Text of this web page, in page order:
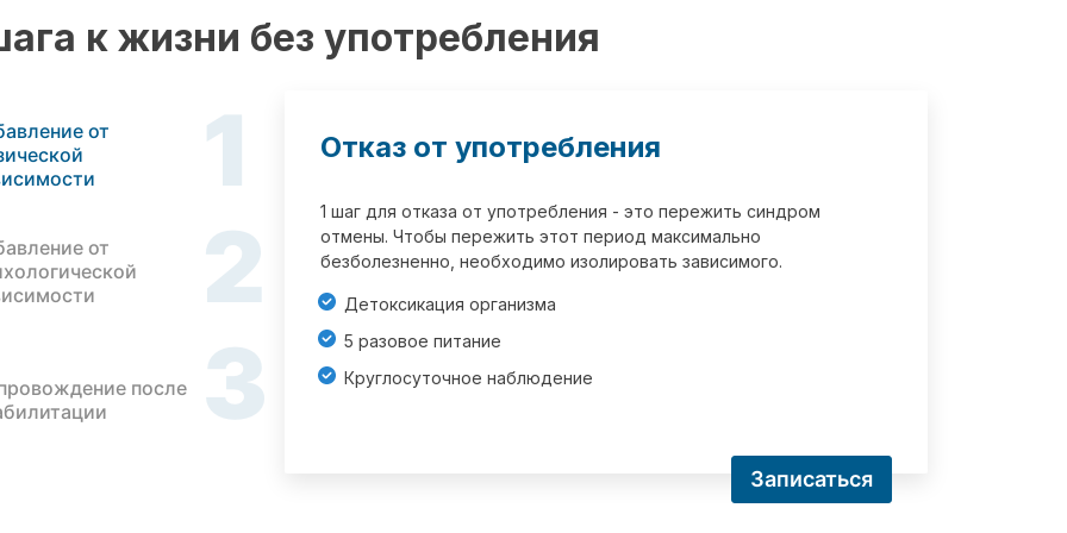
к жизни без употребления
от
1
от
2
после
3
Отказ от употребления
1 шаг для отказа от употребления - это пережить синдром
отмены. Чтобы пережить этот период максимально
безболезненно, необходимо изолировать зависимого.
Детоксикация организма
5 разовое питание
Круглосуточное наблюдение
Записаться